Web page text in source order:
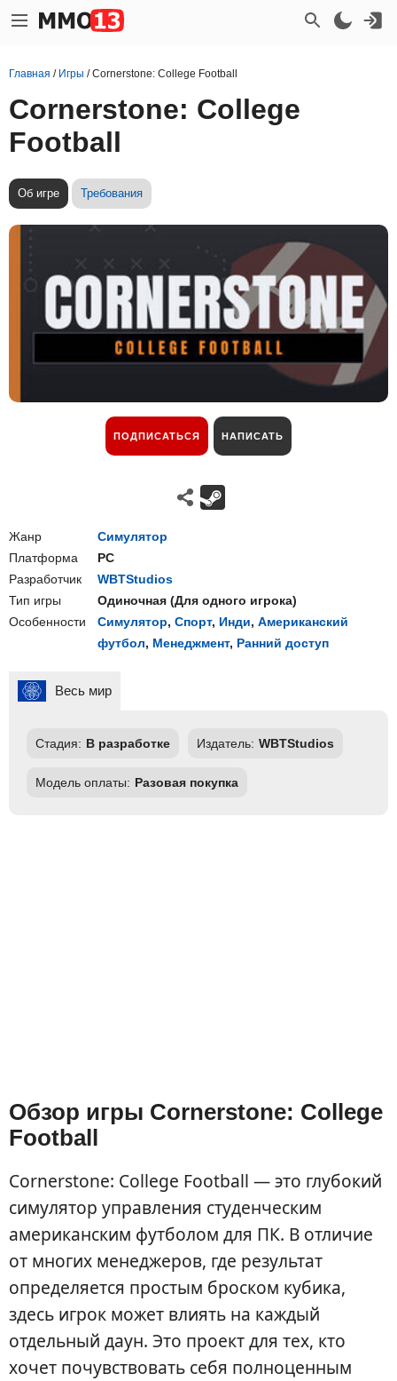
Главная / Игры /Cornerstone: College Football
Cornerstone: College
Football
Об игре Требования
ПОДПИСАТЬСЯ НАПИСАТЬ
Жанр
Симулятор
Платформа
PC
Разработчик
WBTStudios
Тип игры
Одиночная (Для одного игрока)
Особенности
Симулятор, Спорт, Инди, Американский
футбол, Менеджмент, Ранний доступ
Весь мир
Стадия: В разработке Издатель: WBTStudios
Модель оплаты: Разовая покупка
Обзор игры Cornerstone: College
Football
Cornerstone: College Football — это глубокий
симулятор управления студенческим
американским футболом для ПК. В отличие
от многих менеджеров, где результат
определяется простым броском кубика,
здесь игрок может влиять на каждый
отдельный даун. Это проект для тех, кто
хочет почувствовать себя полноценным